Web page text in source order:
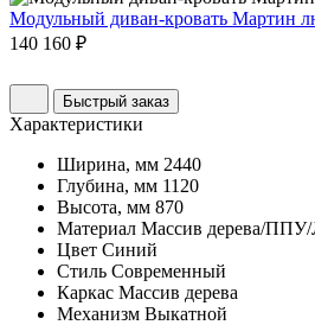
Модульный диван-кровать Мартин
140 160 ₽
Быстрый заказ
Характеристики
Ширина, мм 2440
Глубина, мм 1120
Высота, мм 870
Материал Массив дерева/
Цвет Синий
Стиль Современный
Каркас Массив дерева
Механизм Выкатной